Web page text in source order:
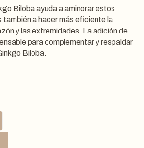
Biloba ayuda a aminorar estos
también a hacer más eficiente la
y las extremidades. La adición de
para complementar y respaldar
Biloba.